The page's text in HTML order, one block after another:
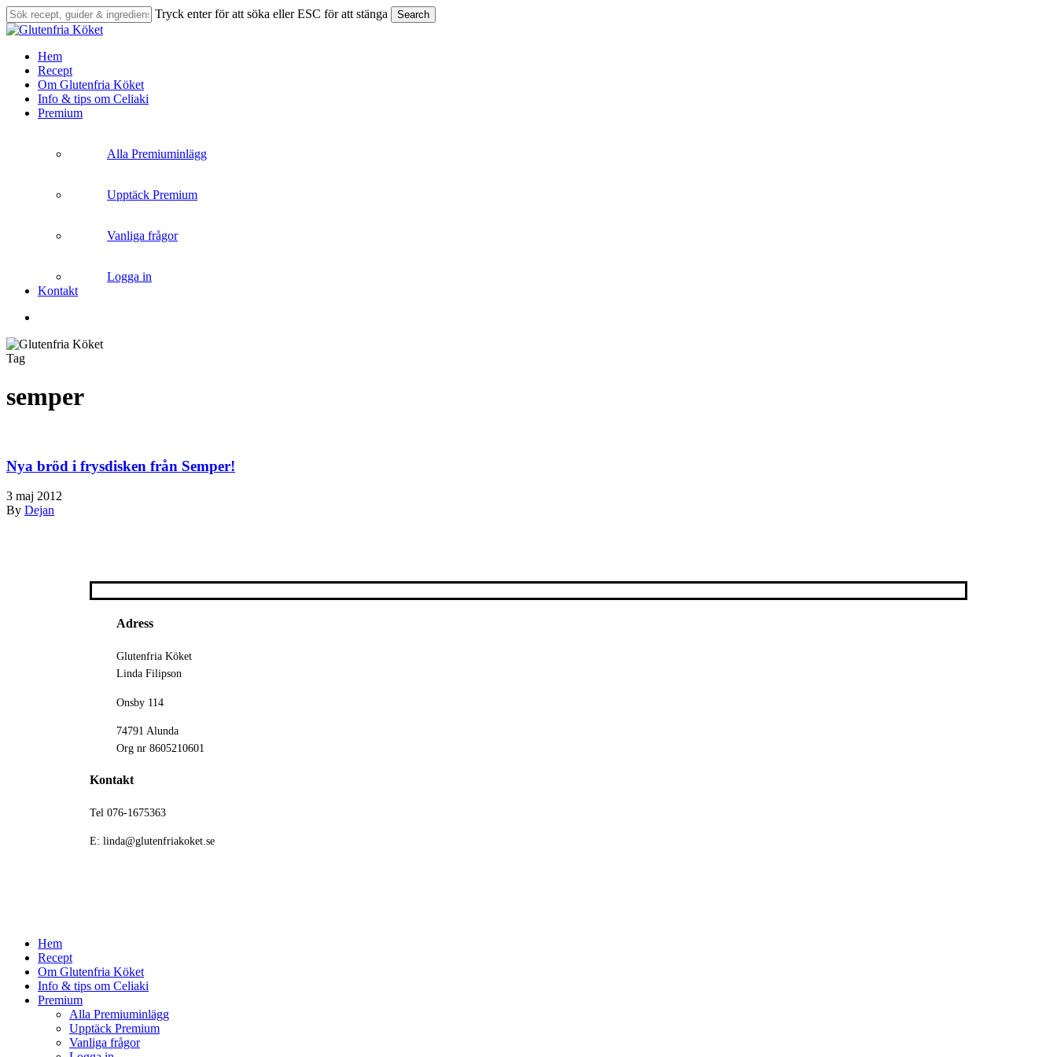
Skip
to
content
Tryck enter för att söka eller ESC för att stänga Search
Close
search
Menu
Hem
Recept
Om Glutenfria Köket
Info & tips om Celiaki
Premium
Alla Premiuminlägg
Upptäck Premium
Vanliga frågor
Logga in
Kontakt
Tag
semper
Nya bröd i frysdisken från Semper!
3 maj 2012
By Dejan
Adress
Glutenfria Köket
Linda Filipson
Onsby 114
74791 Alunda
Org nr 8605210601
Kontakt
Tel 076-1675363
E: linda@glutenfriakoket.se
Close
Menu
Hem
Recept
Om Glutenfria Köket
Info & tips om Celiaki
Premium
Alla Premiuminlägg
Upptäck Premium
Vanliga frågor